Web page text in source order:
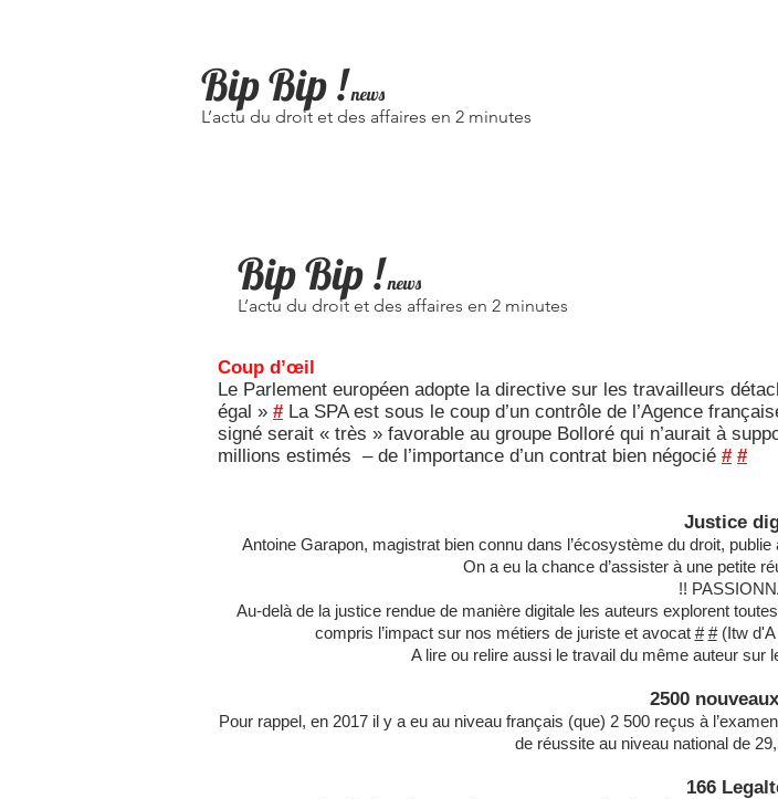
Bip Bip! news
L’actu du droit et des affaires en 2 minutes
Bip Bip ! news
L’actu du droit et des affaires en 2 minutes
Coup d’œil
Le Parlement européen adopte la directive sur les travailleurs
égal » #La SPA est sous le coup d’un contrôle de l’Agence
signé serait « très » favorable au groupe Bolloré qui n’aurait à
millions estimés – de l’importance d’un contrat bien négocié # #
Justice
Antoine Garapon, magistrat bien connu dans l’écosystème du droit,
On a eu la chance d’assister à une petite
!!
Au-delà de la justice rendue de manière digitale les auteurs explorent
compris l’impact sur nos métiers de juriste et avocat # #(Itw d'A
A lire ou relire aussi le travail du même auteur sur
2500
Pour rappel, en 2017 il y a eu au niveau français (que) 2 500 reçus à
de réussite au niveau national de
166